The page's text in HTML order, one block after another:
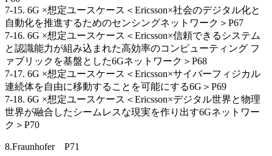
7-15. 6G ×想定ユースケース＜Ericsson×社会のデジタル化と
自動化を推進するためのセンシングネットワーク＞P67
7-16. 6G ×想定ユースケース＜Ericsson×信頼できるシステム
と認識能力が組み込まれた高効率のコンピューティング フ
ァブリックを基盤とした6Gネットワーク＞P68
7-17. 6G ×想定ユースケース＜Ericsson×サイバーフィジカル
連続体を自由に移動することを可能にする6G＞P69
7-18. 6G ×想定ユースケース＜Ericsson×デジタル世界と物理
世界が融合したシームレスな現実を作り出す6Gネットワー
ク＞P70
8.Fraunhofer P71